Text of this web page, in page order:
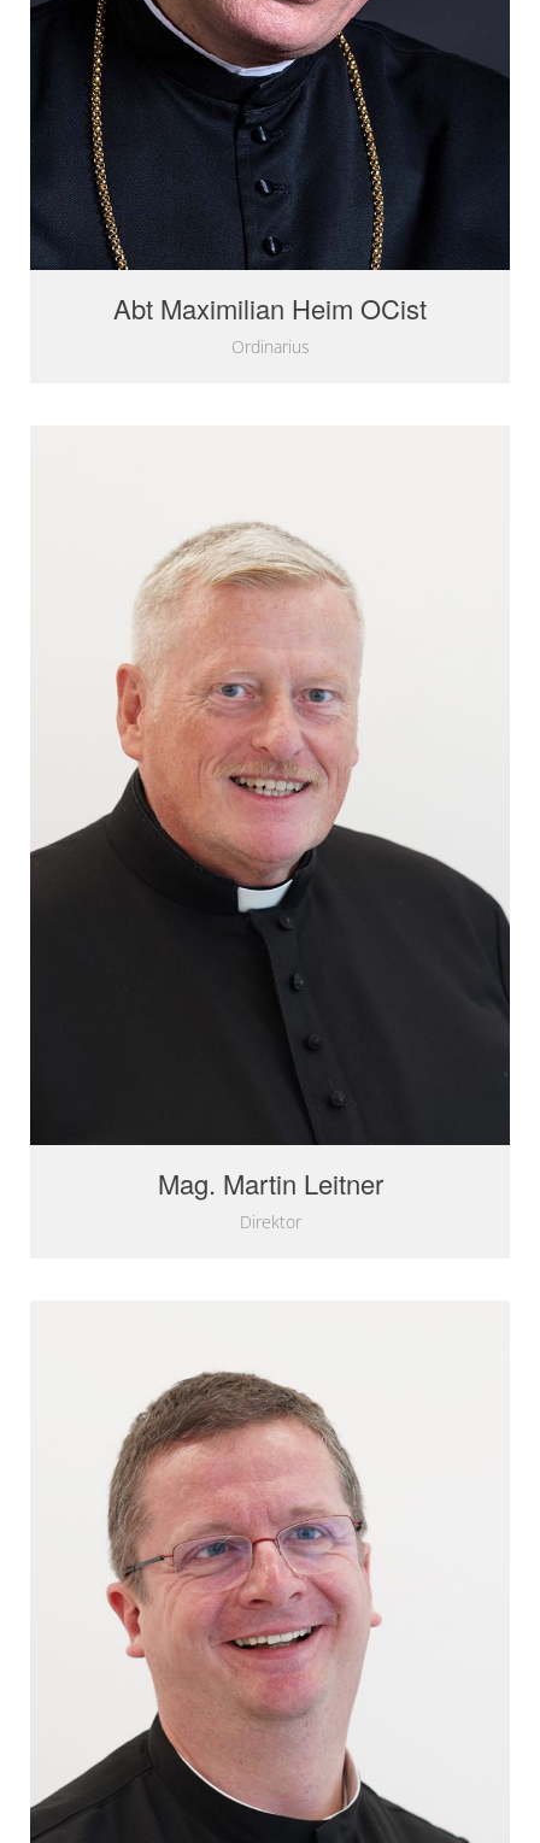
Abt Maximilian Heim OCist
Ordinarius
Mag. Martin Leitner
Direktor